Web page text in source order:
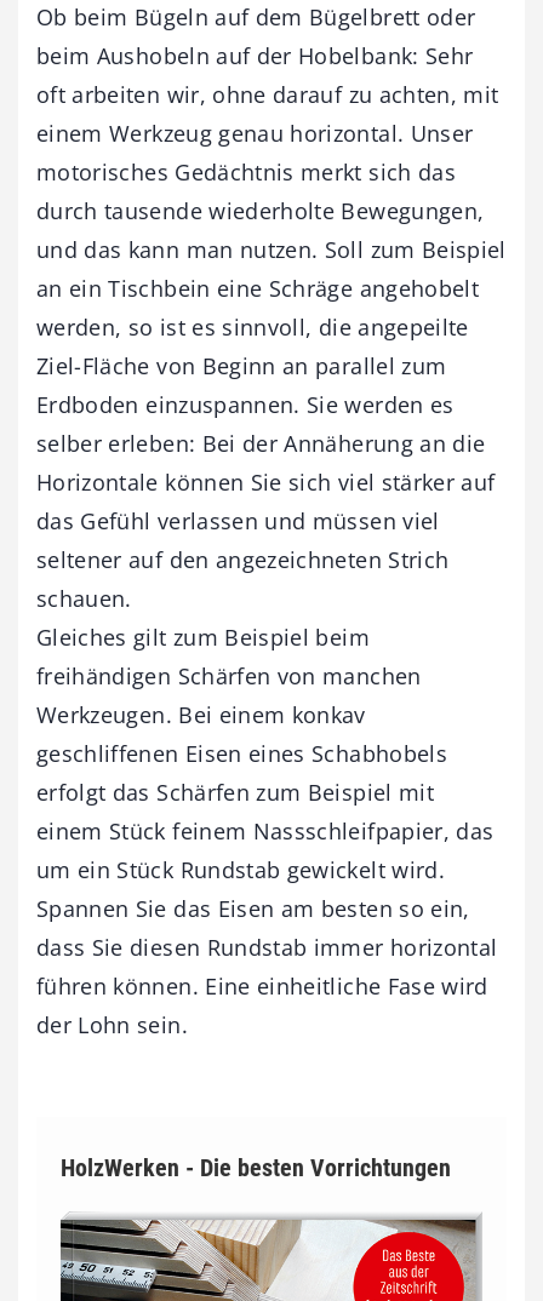
Ob beim Bügeln auf dem Bügelbrett oder
beim Aushobeln auf der Hobelbank: Sehr
oft arbeiten wir, ohne darauf zu achten, mit
einem Werkzeug genau horizontal. Unser
motorisches Gedächtnis merkt sich das
durch tausende wiederholte Bewegungen,
und das kann man nutzen. Soll zum Beispiel
an ein Tischbein eine Schräge angehobelt
werden, so ist es sinnvoll, die angepeilte
Ziel-Fläche von Beginn an parallel zum
Erdboden einzuspannen. Sie werden es
selber erleben: Bei der Annäherung an die
Horizontale können Sie sich viel stärker auf
das Gefühl verlassen und müssen viel
seltener auf den angezeichneten Strich
schauen.
Gleiches gilt zum Beispiel beim
freihändigen Schärfen von manchen
Werkzeugen. Bei einem konkav
geschliffenen Eisen eines Schabhobels
erfolgt das Schärfen zum Beispiel mit
einem Stück feinem Nassschleifpapier, das
um ein Stück Rundstab gewickelt wird.
Spannen Sie das Eisen am besten so ein,
dass Sie diesen Rundstab immer horizontal
führen können. Eine einheitliche Fase wird
der Lohn sein.
HolzWerken - Die besten Vorrichtungen